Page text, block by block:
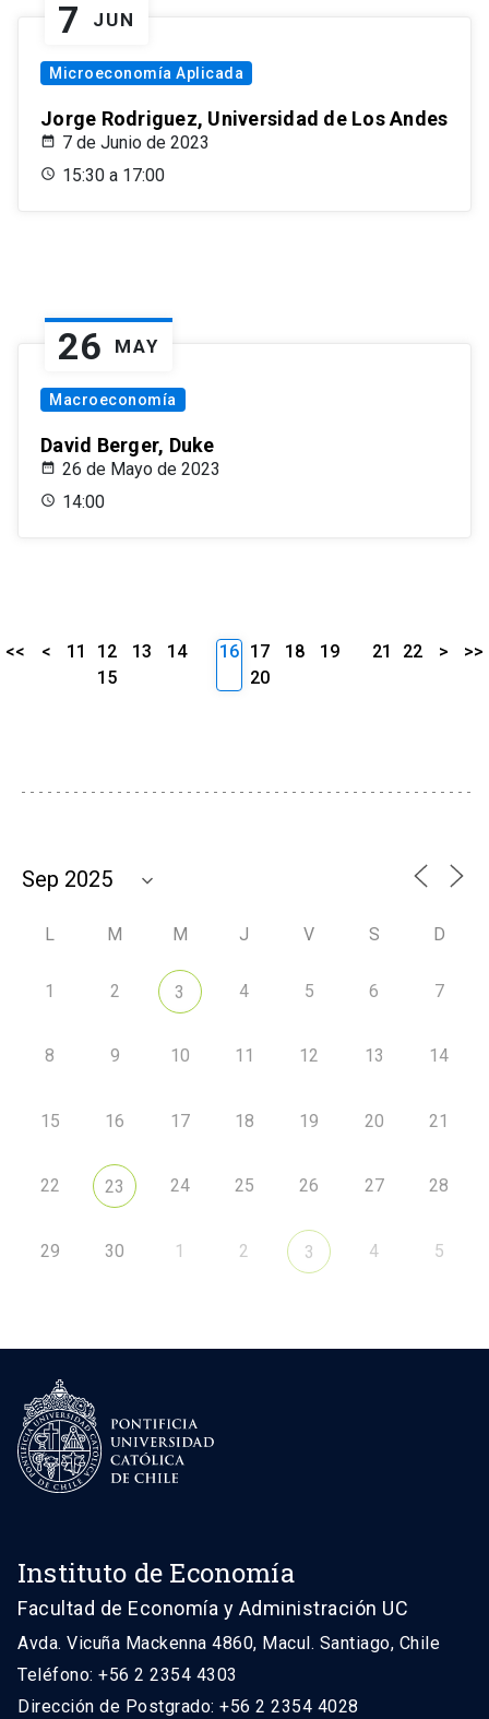
7 JUN
Microeconomía Aplicada
Jorge Rodriguez, Universidad de Los Andes
7 de Junio de 2023
15:30 a 17:00
26 MAY
Macroeconomía
David Berger, Duke
26 de Mayo de 2023
14:00
<< < 11 12 13
14
15
16 17 18
19
20
21 22 > >>
L M M J V S D
1 2 3 4 5 6 7
8 9 10 11 12 13 14
15 16 17 18 19 20 21
22 23 24 25 26 27 28
29 30 1 2 3 4 5
Instituto de Economía
Facultad de Economía y Administración UC
Avda. Vicuña Mackenna 4860, Macul. Santiago, Chile
Teléfono: +56 2 2354 4303
Dirección de Postgrado: +56 2 2354 4028